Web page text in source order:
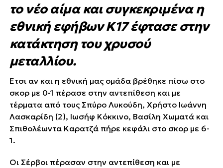
το νέο αίμα και συγκεκριμένα η
εθνική εφήβων Κ17 έφτασε στην
κατάκτηση του χρυσού
μεταλλίου.
Έτσι αν και η εθνική μας ομάδα βρέθηκε πίσω στο
σκορ με 0-1 πέρασε στην αντεπίθεση και με
τέρματα από τους Σπύρο Λυκούδη, Χρήστο Ιωάννη
Λασκαρίδη (2), Ιωσήφ Κόκκινο, Βασίλη Χωματά και
Σπιθολέωντα Καρατζά πήρε κεφάλι στο σκορ με 6-
1.
Οι Σέρβοι πέρασαν στην αντεπίθεση και με